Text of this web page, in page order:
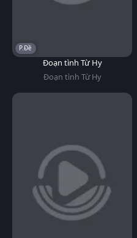
P.Đề
Đoạn tình Từ Hy
Đoạn tình Từ Hy